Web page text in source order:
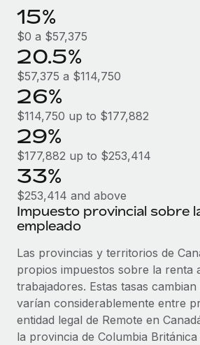
Gestionar las nóminas internamente es
semanas en hacerlo manualmente y, al
Más información
15%
$0 a $57,375
20.5%
$57,375 a $114,750
26%
$114,750 up to $177,882
29%
$177,882 up to $253,414
33%
$253,414 and above
Impuesto provincial sobre
empleado
Las provincias y territorios de
propios impuestos sobre la renta
trabajadores. Estas tasas
varían considerablemente entre
entidad legal de Remote en
la provincia de Columbia